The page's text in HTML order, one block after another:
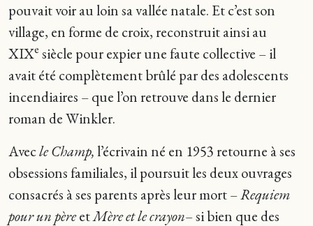
pouvait voir au loin sa vallée natale. Et c’est son
village, en forme de croix, reconstruit ainsi au
XIXe siècle pour expier une faute collective – il
avait été complètement brûlé par des adolescents
incendiaires – que l’on retrouve dans le dernier
roman de Winkler.
Avecle Champ,l’écrivain né en 1953 retourne à ses
obsessions familiales, il poursuit les deux ouvrages
consacrés à ses parents après leur mort –Requiem
pour un pèreetMère et le crayon– si bien que des